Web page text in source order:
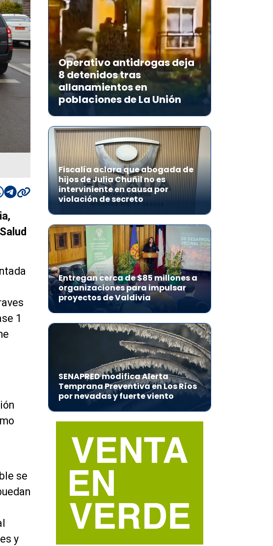
1
se
y
Operativo antidrogas deja
8 detenidos tras
allanamientos en
poblaciones de La Unión
Fiscalía aclara que abogada de
hijos de Julia Chuñil no es
interviniente en causa por
violación de secreto
Entregan cerca de $85 millones a
organizaciones para impulsar
proyectos de Valdivia
SENAPRED modifica Alerta
Temprana Preventiva en Los Ríos
por nevadas y fuerte viento